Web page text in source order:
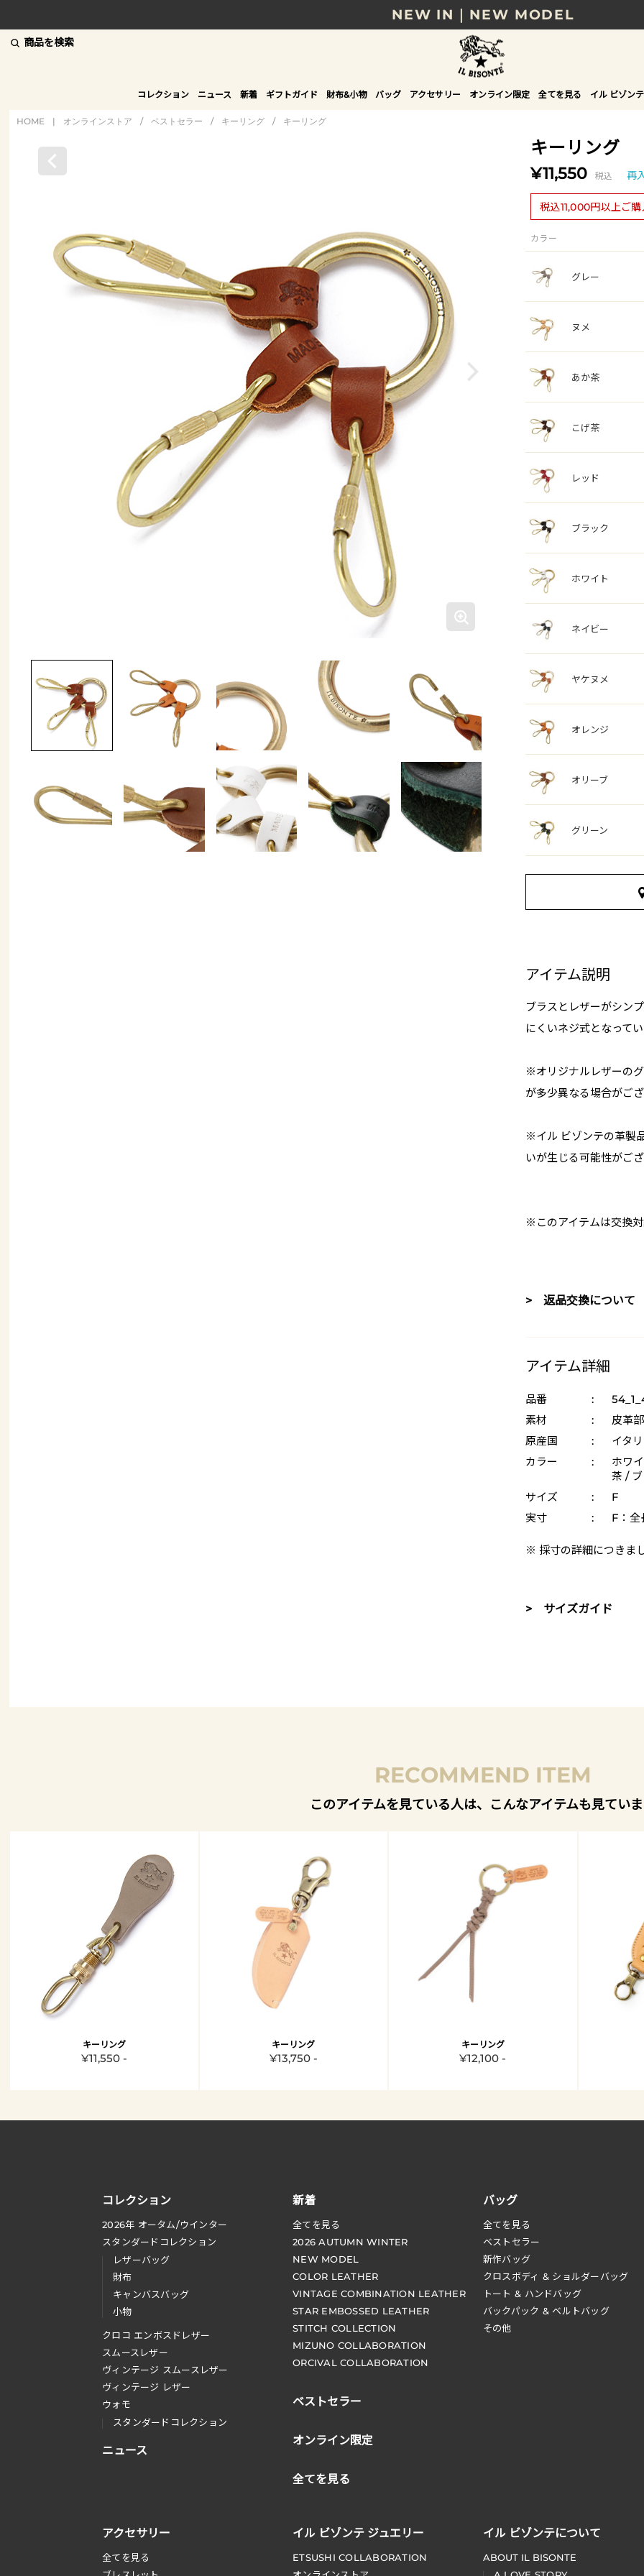
8/17(月)10時まで｜税込11,000円以上で送料無
贈る相手やシーンから選べる、新しいギフトガ
NEW IN｜COLOR LEATHER
商品を検索
コレクション ニュース 新着 ギフトガイド 財布&小物 バッグ アクセサリー オンライン限定 全てを見る イル ビゾン
HOME | オンラインストア / ベストセラー / キーリング / キーリング
キーリング
¥11,550 税込 再
税込11,000円以上ご
カラー
グレー
ヌメ
あか茶
こげ茶
レッド
ブラック
ホワイト
ネイビー
ヤケヌメ
オレンジ
オリーブ
グリーン
アイテム説明
ブラスとレザーがシン
にくいネジ式となって
※オリジナルレザーの
が多少異なる場合がご
※イル ビゾンテの革製
いが生じる可能性がご
※このアイテムは交換
> 返品交換について
アイテム詳細
品番 :
素材
:
皮革
原産国
:
イタ
カラー
:
ホワ
茶 /
サイズ
:
F
実寸
: F：
※ 採寸の詳細につきま
> サイズガイド
RECOMMEND ITEM
このアイテムを見ている人は、こんなアイテムも見てい
キーリング
¥11,550 -
キーリング
¥13,750 -
キーリング
¥12,100 -
コレクション
2026年 オータム/ウインター
スタンダードコレクション
レザーバッグ
財布
キャンバスバッグ
小物
クロコ エンボスドレザー
スムースレザー
ヴィンテージ スムースレザー
ヴィンテージ レザー
ウォモ
スタンダードコレクション
ニュース
新着
全てを見る
2026 AUTUMN WINTER
NEW MODEL
COLOR LEATHER
VINTAGE COMBINATION LEATHER
STAR EMBOSSED LEATHER
STITCH COLLECTION
MIZUNO COLLABORATION
ORCIVAL COLLABORATION
ベストセラー
オンライン限定
全てを見る
バッグ
全てを見る
ベストセラー
新作バッグ
クロスボディ & ショルダーバッグ
トート & ハンドバッグ
バックパック & ベルトバッグ
その他
アクセサリー
全てを見る
イル ビゾンテ ジュエリー
ETSUSHI COLLABORATION
イル ビゾンテについて
ABOUT IL BISONTE